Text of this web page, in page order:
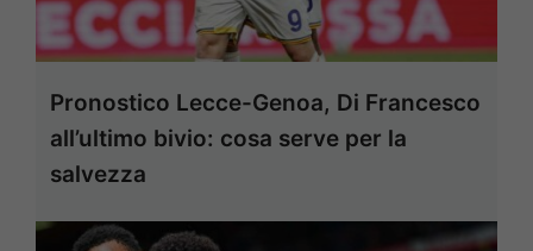
Pronostico Lecce-Genoa, Di Francesco
all’ultimo bivio: cosa serve per la
salvezza